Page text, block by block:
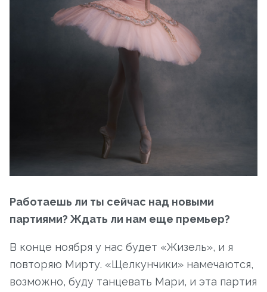
Работаешь ли ты сейчас над новыми
партиями? Ждать ли нам еще премьер?
В конце ноября у нас будет «Жизель», и я
повторяю Мирту. «Щелкунчики» намечаются,
возможно, буду танцевать Мари, и эта партия